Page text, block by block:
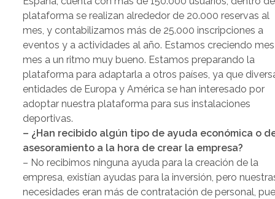
plataforma se realizan alrededor de 20.000 reservas al
mes, y contabilizamos más de 25.000 inscripciones a
eventos y a actividades al año. Estamos creciendo
mes a un ritmo muy bueno. Estamos preparando la
plataforma para adaptarla a otros países, ya que
entidades de Europa y América se han interesado por
adoptar nuestra plataforma para sus instalaciones
deportivas.
– ¿Han recibido algún tipo de ayuda económica o
asesoramiento a la hora de crear la empresa?
– No recibimos ninguna ayuda para la creación de la
empresa, existían ayudas para la inversión, pero
necesidades eran más de contratación de personal,